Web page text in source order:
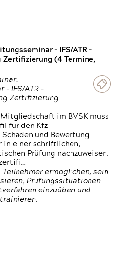
- IFS/ATR -
Zertifizierung (4 Termine,
- IFS/ATR -
Zertifizierung
im BVSK muss
für den Kfz-
und Bewertung
in einer schriftlichen,
Prüfung nachzuweisen.
Teilnehmer ermöglichen, sein
Prüfungssituationen
einzuüben und